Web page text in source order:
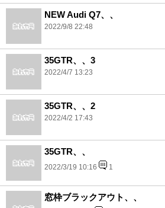
NEW Audi Q7、、
2022/9/8 22:48
35GTR、、3
2022/4/7 13:23
35GTR、、2
2022/4/2 17:43
35GTR、、
2022/3/19 10:16 1
窓枠ブラックアウト、、